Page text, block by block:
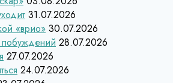
31.07.2026
«врио» 30.07.2026
побуждений 28.07.2026
27.07.2026
24.07.2026